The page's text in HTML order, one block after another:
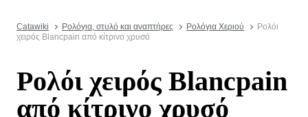
Catawiki Ρολόγια, στυλό και αναπτήρες Ρολόγια Χεριού
Ρολόι
χειρός Blancpain από κίτρινο χρυσό
Ρολόι χειρός Blancpain
από κίτρινο χρυσό